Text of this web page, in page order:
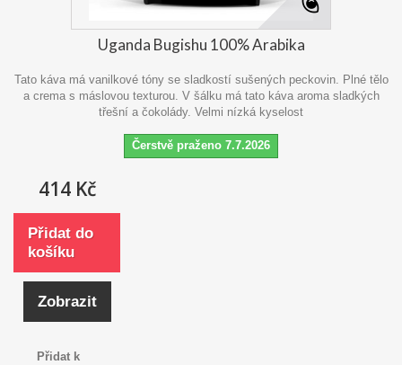
Uganda Bugishu 100% Arabika
Tato káva má vanilkové tóny se sladkostí sušených peckovin. Plné tělo
a crema s máslovou texturou. V šálku má tato káva aroma sladkých
třešní a čokolády. Velmi nízká kyselost
Čerstvě praženo 7.7.2026
414 Kč
Přidat do
košíku
Zobrazit
Přidat k